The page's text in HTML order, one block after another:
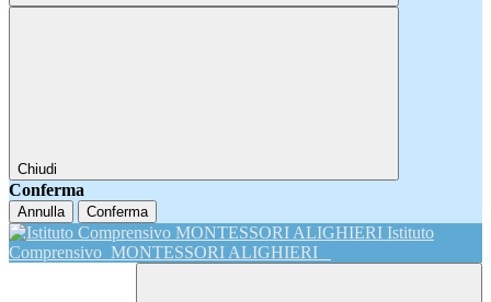
Chiudi
Conferma
Annulla Conferma
Istituto
Comprensivo MONTESSORI ALIGHIERI